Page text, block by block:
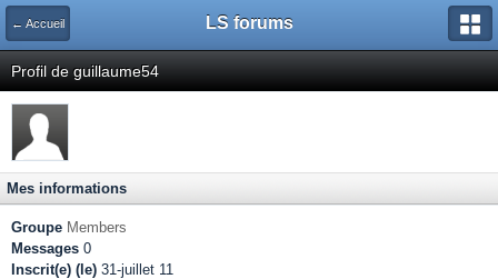
← Accueil LS forums
Profil de guillaume54
Mes informations
Groupe Members
Messages 0
Inscrit(e) (le) 31-juillet 11